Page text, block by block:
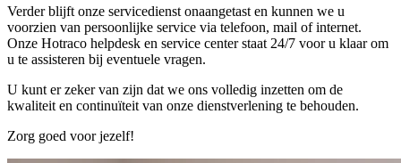
Verder blijft onze servicedienst onaangetast en kunnen we u
voorzien van persoonlijke service via telefoon, mail of internet.
Onze Hotraco helpdesk en service center staat 24/7 voor u klaar om
u te assisteren bij eventuele vragen.
U kunt er zeker van zijn dat we ons volledig inzetten om de
kwaliteit en continuïteit van onze dienstverlening te behouden.
Zorg goed voor jezelf!